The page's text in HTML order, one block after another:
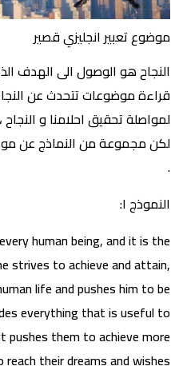
موضوع تعبير انجليزي قصير
النجاح هو الوصول الى الهدف
قراءة موضوعات تتحدث عن النجاح
لمواصلة تحقيق احلامنا و
لكن مجموعة من النماذج عن
.
النموذج ١:
human being, and it is the
strives to achieve and attain,
life and pushes him to be
everything that is useful to
pushes them to achieve more
their dreams and wishes.